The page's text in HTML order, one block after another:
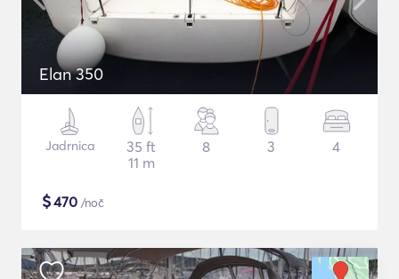
Elan 350
Jadrnica
35 ft
11 m
8 3 4
$470 /noč